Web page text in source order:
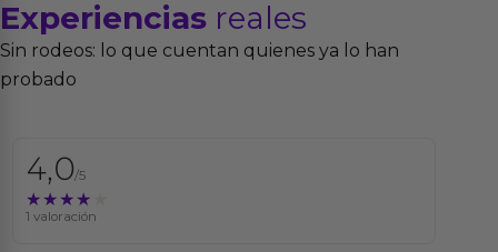
Experiencias reales
Sin rodeos: lo que cuentan quienes ya lo han
probado
4,0/5
★★★★★
★★★★★
1 valoración